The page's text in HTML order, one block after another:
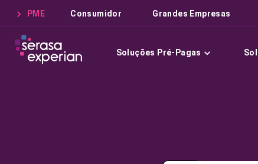
PME Consumidor Grandes Empresas
Soluções Pré-Pagas